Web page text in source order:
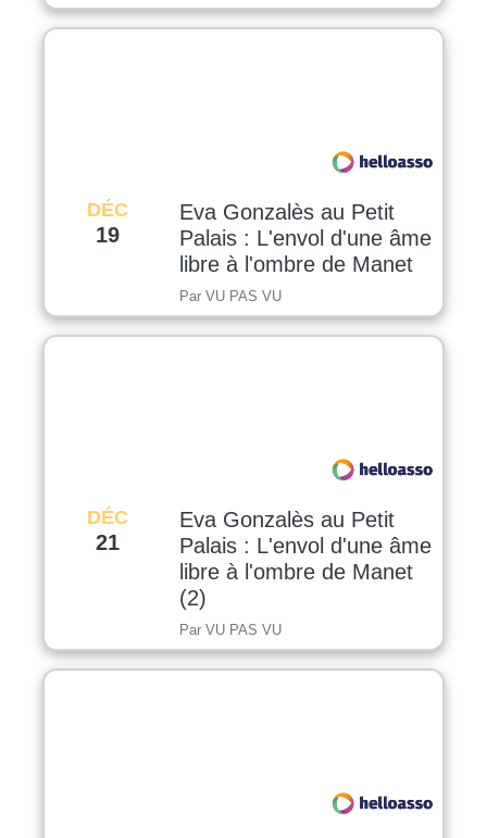
DÉC
19
Eva Gonzalès au Petit
Palais : L'envol d'une âme
libre à l'ombre de Manet
Par VU PAS VU
DÉC
21
Eva Gonzalès au Petit
Palais : L'envol d'une âme
libre à l'ombre de Manet
(2)
Par VU PAS VU